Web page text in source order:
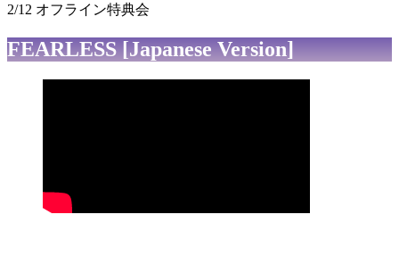
2/12 オフライン特典会
FEARLESS [Japanese Version]